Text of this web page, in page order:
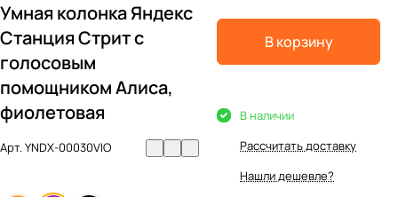
Умная колонка Яндекс
Станция Стрит с
голосовым
помощником Алиса,
фиолетовая
Арт.YNDX-00030VIO
В корзину
В наличии
Рассчитать доставку
Нашли дешевле?